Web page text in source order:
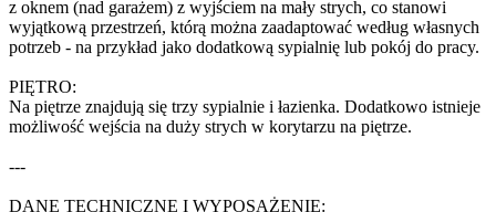
z oknem (nad garażem) z wyjściem na mały strych, co stanowi
wyjątkową przestrzeń, którą można zaadaptować według własnych
potrzeb - na przykład jako dodatkową sypialnię lub pokój do pracy.
PIĘTRO:
Na piętrze znajdują się trzy sypialnie i łazienka. Dodatkowo istnieje
możliwość wejścia na duży strych w korytarzu na piętrze.
---
DANE TECHNICZNE I WYPOSAŻENIE: